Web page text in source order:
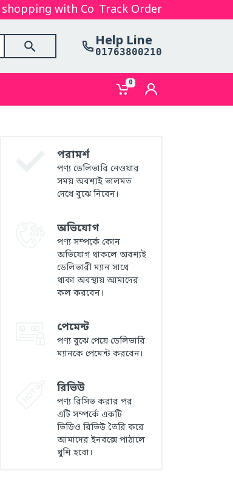
with Cosmetics Gallery Bd. Hope
Track Order
Help Line
01763800210
0
পরামর্শ
পণ্য ডেলিভারি নেওয়ার
সময় অবশ্যই ভালমত
দেখে বুঝে নিবেন।
অভিযোগ
পণ্য সম্পর্কে কোন
অভিযোগ থাকলে অবশ্যই
ডেলিভারী ম্যান সাথে
থাকা অবস্থায় আমাদের
কল করবেন।
পেমেন্ট
পণ্য বুঝে পেয়ে ডেলিভারি
ম্যানকে পেমেন্ট করবেন।
রিভিউ
পণ্য রিসিভ করার পর
এটি সম্পর্কে একটি
ভিডিও রিভিউ তৈরি করে
আমাদের ইনবক্সে পাঠালে
খুশি হবো।